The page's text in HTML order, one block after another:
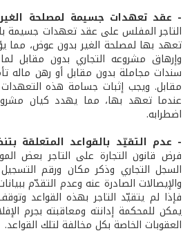
- عقد تعهدات جسيمة لمصلحة
التاجر المفلس على عقد تعهدات جسيمة
تعهد بها لمصلحة الغير بدون عوض، مما
وإرهاق مشروعه التجاري بدون مقابل
سندات مجاملة بدون مقابل أو رهن ماله
مقابل. ويجب إثبات جسامة هذه التعهدات
عندما تعهد بها، مما يهدد كيان
اضطرابه.
- عدم التقيّد بالقواعد المتعلقة
فرض قانون التجارة على التاجر بعض
السجل التجاري وذكر مكان ورقم
والإيصالات الصادرة عنه وعدم التقدّم
فإذا لم يتقيّد التاجر بهذه القواعد
يمكن للمحكمة إدانته ومعاقبته بجرم
العقوبات الخاصة بكل مخالفة لتلك القواعد.